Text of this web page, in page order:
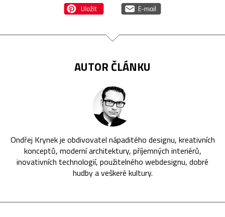
AUTOR ČLÁNKU
Ondřej Krynek je obdivovatel nápaditého designu, kreativních
konceptů, moderní architektury, příjemných interiérů,
inovativních technologií, použitelného webdesignu, dobré
hudby a veškeré kultury.